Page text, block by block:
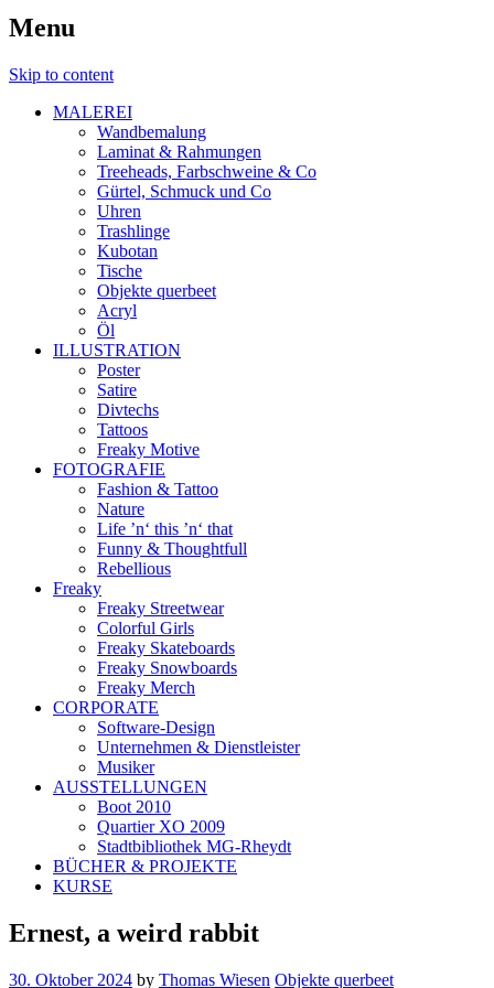
Menu
Skip to content
MALEREI
Wandbemalung
Laminat & Rahmungen
Treeheads, Farbschweine & Co
Gürtel, Schmuck und Co
Uhren
Trashlinge
Kubotan
Tische
Objekte querbeet
Acryl
Öl
ILLUSTRATION
Poster
Satire
Divtechs
Tattoos
Freaky Motive
FOTOGRAFIE
Fashion & Tattoo
Nature
Life ’n‘ this ’n‘ that
Funny & Thoughtfull
Rebellious
Freaky
Freaky Streetwear
Colorful Girls
Freaky Skateboards
Freaky Snowboards
Freaky Merch
CORPORATE
Software-Design
Unternehmen & Dienstleister
Musiker
AUSSTELLUNGEN
Boot 2010
Quartier XO 2009
Stadtbibliothek MG-Rheydt
BÜCHER & PROJEKTE
KURSE
Ernest, a weird rabbit
30. Oktober 2024 by Thomas Wiesen Objekte querbeet